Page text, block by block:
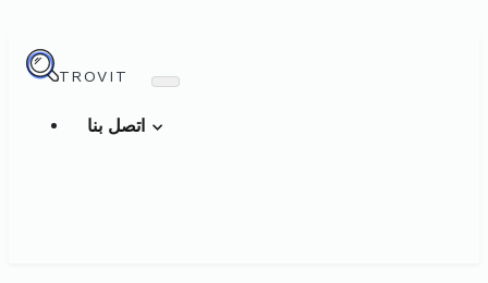
TROVIT